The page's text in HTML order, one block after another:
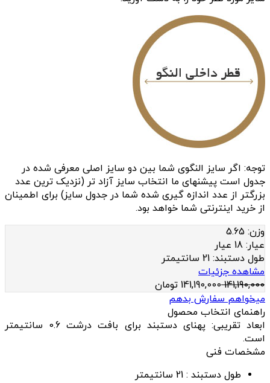
توجه: اگر سایز النگوی شما بین دو سایز اصلی معرفی شده در
جدول است پیشنهای ما انتخاب سایز آزاد تر (نزدیک ترین عدد
بزرگتر از عدد اندازه گیری شده شما در جدول سایز) برای اطمینان
از خرید اینترنتی شما خواهد بود.
وزن: 5.65
عيار: 18 عیار
طول دستبند: 21 سانتیمتر
مشاهده جزئیات
141,190,000
141,190,000 تومان
میخواهم سفارش بدهم
راهنمای انتخاب محصول
ابعاد تقریبی: پهنای دستبند برای بافت درشت 0.6 سانتیمتر
است.
مشخصات فنی
طول دستبند : 21 سانتیمتر